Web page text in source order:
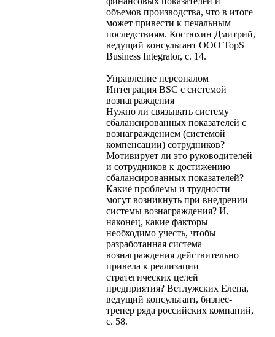
объемов производства, что в итоге
может привести к печальным
последствиям. Костюхин Дмитрий,
ведущий консультант ООО TopS
Business Integrator, с. 14.
Управление персоналом
Интеграция BSC с системой
вознаграждения
Нужно ли связывать систему
сбалансированных показателей с
вознаграждением (системой
компенсации) сотрудников?
Мотивирует ли это руководителей
и сотрудников к достижению
сбалансированных показателей?
Какие проблемы и трудности
могут возникнуть при внедрении
системы вознаграждения? И,
наконец, какие факторы
необходимо учесть, чтобы
разработанная система
вознаграждения действительно
привела к реализации
стратегических целей
предприятия? Ветлужских Елена,
ведущий консультант, бизнес-
тренер ряда российских компаний,
с. 58.